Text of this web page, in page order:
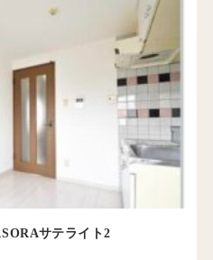
サテライト2